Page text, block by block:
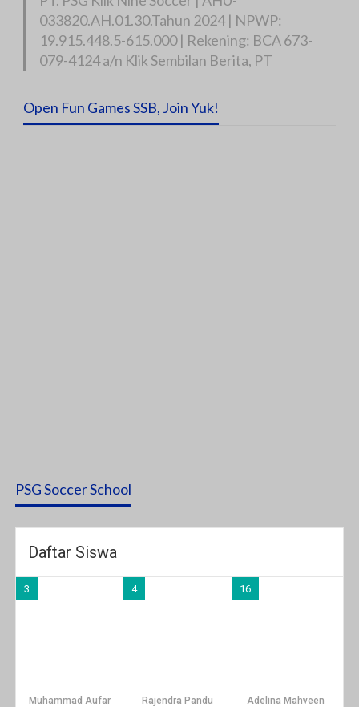
033820.AH.01.30.Tahun 2024 | NPWP:
19.915.448.5-615.000 | Rekening: BCA 673-
079-4124 a/n Klik Sembilan Berita, PT
Open Fun Games SSB, Join Yuk!
PSG Soccer School
Daftar Siswa
3
Muhammad Aufar
4
Rajendra Pandu
16
Adelina Mahveen